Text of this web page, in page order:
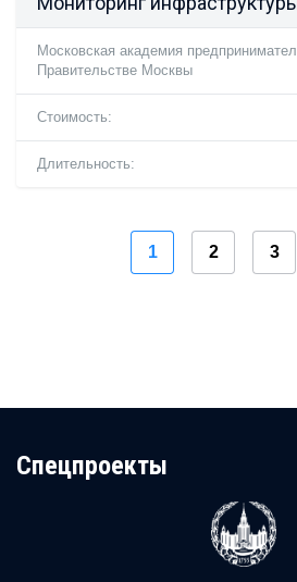
Московская академия
Правительстве Москвы
Стоимость:
Длительность:
1 2 3
Cпецпроекты